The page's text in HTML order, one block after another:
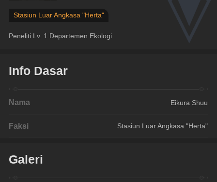
Stasiun Luar Angkasa "Herta"
Peneliti Lv. 1 Departemen Ekologi
Info Dasar
Nama Eikura Shuu
Faksi Stasiun Luar Angkasa "Herta"
Galeri